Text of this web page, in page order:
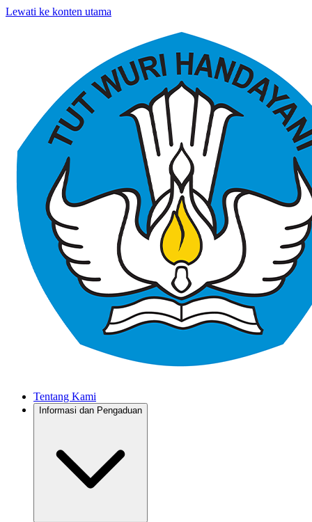
Lewati ke konten utama
Tentang Kami
Informasi dan Pengaduan